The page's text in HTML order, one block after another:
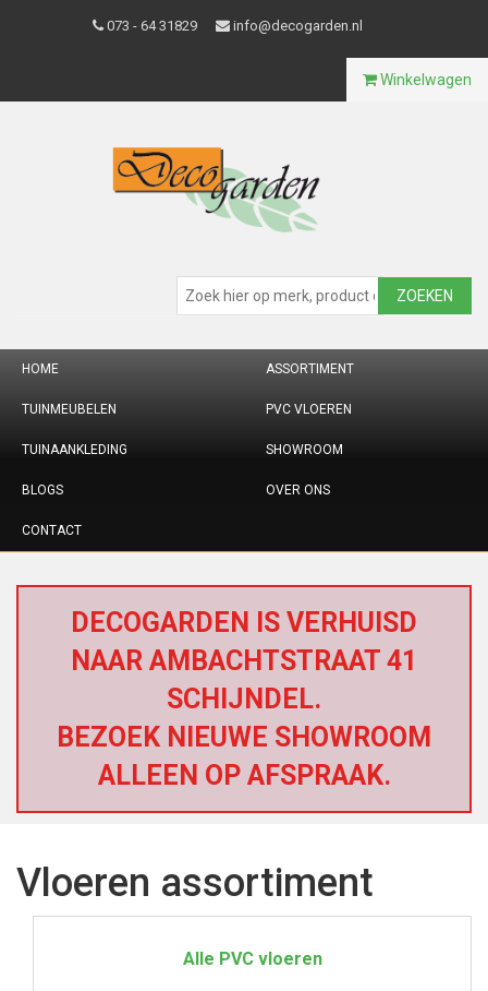
073 - 64 31829 info@decogarden.nl
Winkelwagen
ZOEKEN
HOME ASSORTIMENT
TUINMEUBELEN PVC VLOEREN
TUINAANKLEDING SHOWROOM
BLOGS OVER ONS
CONTACT
DECOGARDEN IS VERHUISD
NAAR AMBACHTSTRAAT 41
SCHIJNDEL.
BEZOEK NIEUWE SHOWROOM
ALLEEN OP AFSPRAAK.
Vloeren assortiment
Alle PVC vloeren